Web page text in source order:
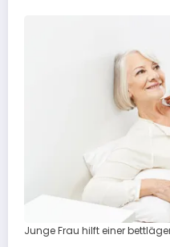
Junge Frau hilft einer